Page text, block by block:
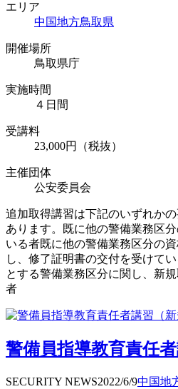
エリア
中国地方鳥取県
開催場所
鳥取県庁
実施時間
４日間
受講料
23,000円（税抜）
主催団体
公安委員会
追加取得講習は下記のいずれか
あります。既に他の警備業務区
いる者既に他の警備業務区分の
し、修了証明書の交付を受けて
とする警備業務区分に関し、新
者
警備員指導教育責任
SECURITY NEWS2022/6/9中国地